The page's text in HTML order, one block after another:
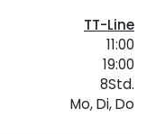
TT-Line
11:00
19:00
8Std.
Mo, Di, Do